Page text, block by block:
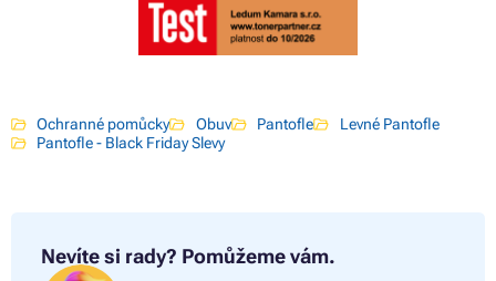
Ochranné pomůcky Obuv Pantofle
Levné Pantofle
Pantofle - Black Friday Slevy
Nevíte si rady? Pomůžeme vám.